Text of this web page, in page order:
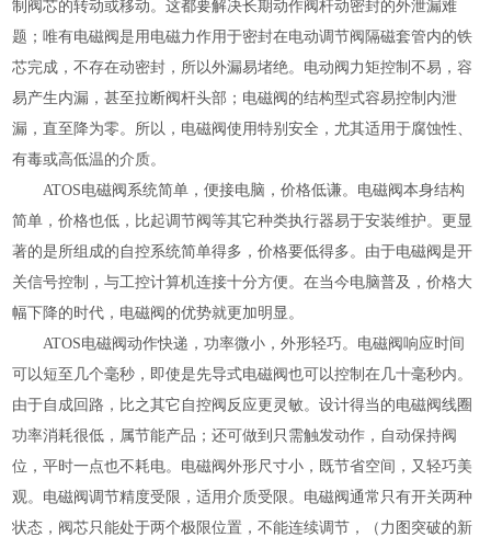
制阀芯的转动或移动。这都要解决长期动作阀杆动密封的外泄漏难
题；唯有电磁阀是用电磁力作用于密封在电动调节阀隔磁套管内的铁
芯完成，不存在动密封，所以外漏易堵绝。电动阀力矩控制不易，容
易产生内漏，甚至拉断阀杆头部；电磁阀的结构型式容易控制内泄
漏，直至降为零。所以，电磁阀使用特别安全，尤其适用于腐蚀性、
有毒或高低温的介质。
ATOS电磁阀系统简单，便接电脑，价格低谦。电磁阀本身结构
简单，价格也低，比起调节阀等其它种类执行器易于安装维护。更显
著的是所组成的自控系统简单得多，价格要低得多。由于电磁阀是开
关信号控制，与工控计算机连接十分方便。在当今电脑普及，价格大
幅下降的时代，电磁阀的优势就更加明显。
ATOS电磁阀动作快递，功率微小，外形轻巧。电磁阀响应时间
可以短至几个毫秒，即使是先导式电磁阀也可以控制在几十毫秒内。
由于自成回路，比之其它自控阀反应更灵敏。设计得当的电磁阀线圈
功率消耗很低，属节能产品；还可做到只需触发动作，自动保持阀
位，平时一点也不耗电。电磁阀外形尺寸小，既节省空间，又轻巧美
观。电磁阀调节精度受限，适用介质受限。电磁阀通常只有开关两种
状态，阀芯只能处于两个极限位置，不能连续调节，（力图突破的新